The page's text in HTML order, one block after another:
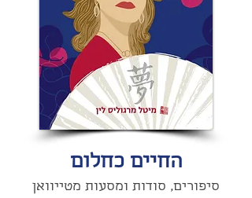
החיים כחלום
סיפורים, סודות ומסעות מטייוואן